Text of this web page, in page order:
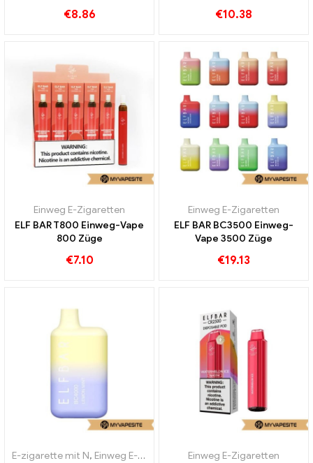
€8.86 €10.38
Einweg E-Zigaretten
ELF BAR T800 Einweg-Vape
800 Züge
€7.10
Einweg E-Zigaretten
ELF BAR BC3500 Einweg-
Vape 3500 Züge
€19.13
E-zigarette mit N, Einweg E-Zigaretten
Einweg E-Zigaretten